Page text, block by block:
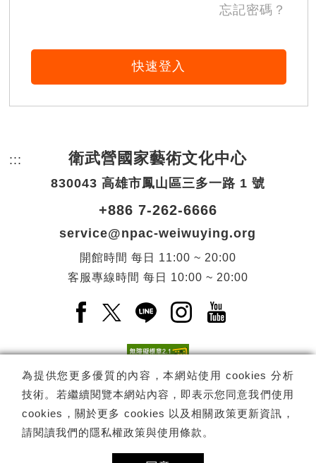
忘記密碼？
快速登入
為提供您更多優質的內容，本網站使用 cookies 分析
技術。若繼續閱覽本網站內容，即表示您同意我們使用
cookies，關於更多 cookies 以及相關政策更新資訊，
請閱讀我們的隱私權政策與使用條款 。
::: 頁尾網站資訊。
衛武營國家藝術文化中心
830043 高雄市鳳山區三多一路 1 號
+886 7-262-6666
service@npac-weiwuying.org
開館時間 每日
11:00 ~ 20:00
客服專線時間 每日 10:00 ~ 20:00
Facebook(另開新視窗)
X(另開新視窗)
LINE(另開新視窗)
Instagram(另開新視
YouTube(另開
電子報訂閱 訂閱
Copyright © 國家表演藝術中心 -衛武營國家藝術文化中心